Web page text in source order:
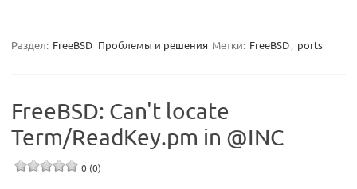
Раздел: FreeBSD Проблемы и решения Метки: FreeBSD, ports
FreeBSD: Can't locate
Term/ReadKey.pm in @INC
0 (0)